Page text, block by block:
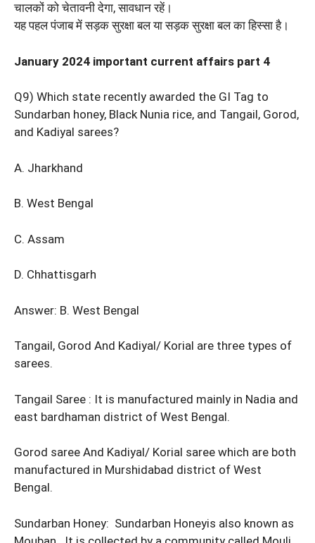
चालकों को चेतावनी देगा, सावधान रहें।
यह पहल पंजाब में सड़क सुरक्षा बल या सड़क सुरक्षा बल का हिस्सा है।
January 2024 important current affairs part 4
Q9) Which state recently awarded the GI Tag to
Sundarban honey, Black Nunia rice, and Tangail, Gorod,
and Kadiyal sarees?
A. Jharkhand
B. West Bengal
C. Assam
D. Chhattisgarh
Answer: B. West Bengal
Tangail, Gorod And Kadiyal/ Korial are three types of
sarees.
Tangail Saree : It is manufactured mainly in Nadia and
east bardhaman district of West Bengal.
Gorod saree And Kadiyal/ Korial saree which are both
manufactured in Murshidabad district of West
Bengal.
Sundarban Honey: Sundarban Honeyis also known as